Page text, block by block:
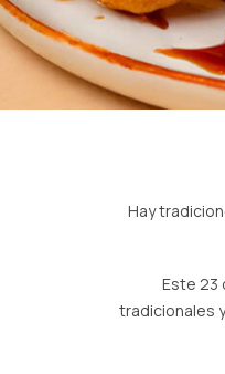
Hay
Este 23
tradicionales